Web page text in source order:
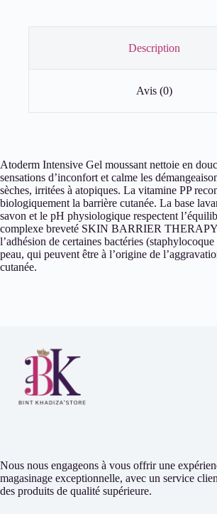
Description
Avis (0)
Atoderm Intensive Gel moussant nettoie en
sensations d’inconfort et calme les
sèches, irritées à atopiques. La vitamine PP
biologiquement la barrière cutanée. La base
savon et le pH physiologique respectent
complexe breveté SKIN BARRIER THERAPY
l’adhésion de certaines bactéries
peau, qui peuvent être à l’origine de
cutanée.
Nous nous engageons à vous offrir une
magasinage exceptionnelle, avec un service
des produits de qualité supérieure.